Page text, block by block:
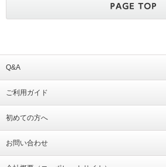
Q&A
ご利用ガイド
初めての方へ
お問い合わせ